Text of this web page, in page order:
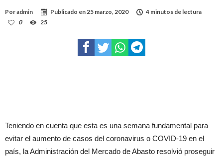
Poradmin Publicado en25 marzo, 2020
4 minutos de lectura
0
25
Teniendo en cuenta que esta es una semana fundamental para
evitar el aumento de casos del coronavirus o COVID-19 en el
país, la Administración del Mercado de Abasto resolvió proseguir